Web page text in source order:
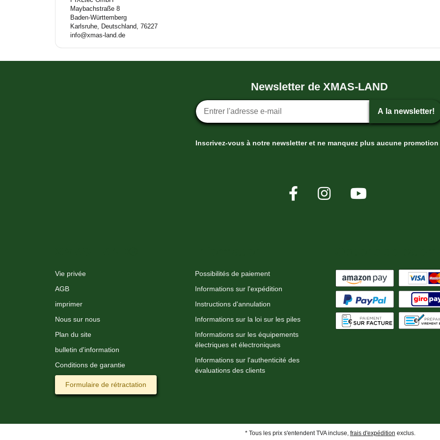
Maybachstraße 8
Baden-Württemberg
Karlsruhe, Deutschland, 76227
info@xmas-land.de
Newsletter de XMAS-LAND
Inscription ? la newsletter
A la newsletter!
Inscrivez-vous à notre newsletter et ne manquez plus aucune promotion
Vie privée
AGB
imprimer
Nous sur nous
Plan du site
bulletin d'information
Conditions de garantie
Formulaire de rétractation
Possibilités de paiement
Informations sur l'expédition
Instructions d'annulation
Informations sur la loi sur les piles
Informations sur les équipements
électriques et électroniques
Informations sur l'authenticité des
évaluations des clients
* Tous les prix s'entendent TVA incluse, frais d'expédition exclus.